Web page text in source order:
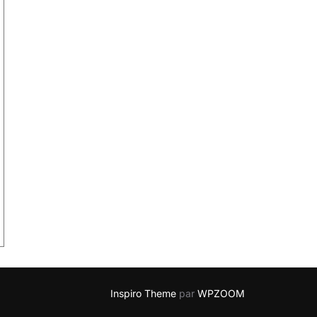
Inspiro Theme par WPZOOM